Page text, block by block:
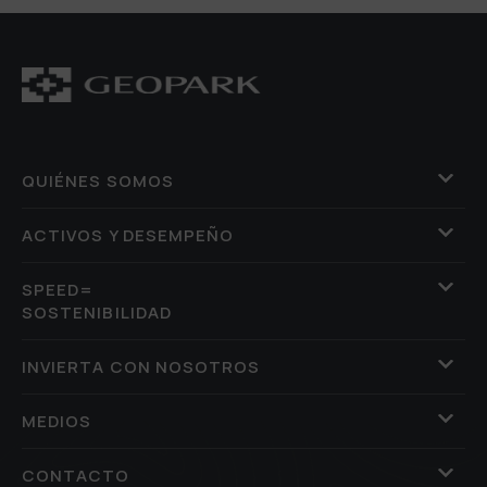
QUIÉNES SOMOS
ACTIVOS Y DESEMPEÑO
SPEED=
SOSTENIBILIDAD
INVIERTA CON NOSOTROS
MEDIOS
CONTACTO